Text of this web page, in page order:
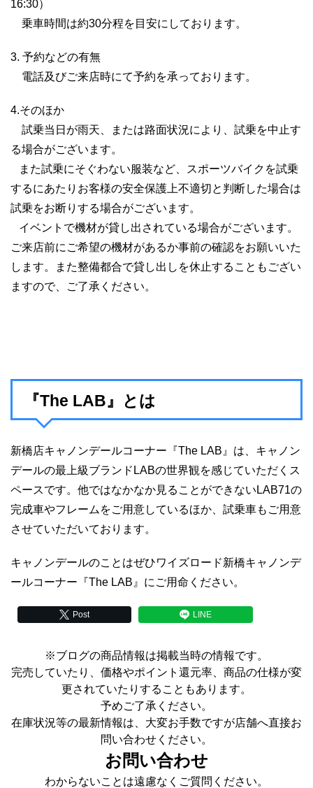
16:30）
乗車時間は約30分程を目安にしております。
3. 予約などの有無
電話及びご来店時にて予約を承っております。
4.そのほか
試乗当日が雨天、または路面状況により、試乗を中止す
る場合がございます。
また試乗にそぐわない服装など、スポーツバイクを試乗
するにあたりお客様の安全保護上不適切と判断した場合は
試乗をお断りする場合がございます。
イベントで機材が貸し出されている場合がございます。
ご来店前にご希望の機材があるか事前の確認をお願いいた
します。また整備都合で貸し出しを休止することもござい
ますので、ご了承ください。
『The LAB』とは
新橋店キャノンデールコーナー『The LAB』は、キャノン
デールの最上級ブランドLABの世界観を感じていただくス
ペースです。他ではなかなか見ることができないLAB71の
完成車やフレームをご用意しているほか、試乗車もご用意
させていただいております。
キャノンデールのことはぜひワイズロード新橋キャノンデ
ールコーナー『The LAB』にご用命ください。
Post LINE
※ブログの商品情報は掲載当時の情報です。
完売していたり、価格やポイント還元率、商品の仕様が変
更されていたりすることもあります。
予めご了承ください。
在庫状況等の最新情報は、大変お手数ですが店舗へ直接お
問い合わせください。
お問い合わせ
わからないことは遠慮なくご質問ください。